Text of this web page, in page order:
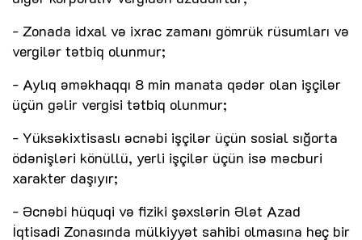
- Zonada idxal və ixrac zamanı gömrük rüsumları və
vergilər tətbiq olunmur;
- Aylıq əməkhaqqı 8 min manata qədər olan işçilər
üçün gəlir vergisi tətbiq olunmur;
- Yüksəkixtisaslı əcnəbi işçilər üçün sosial sığorta
ödənişləri könüllü, yerli işçilər üçün isə məcburi
xarakter daşıyır;
- Əcnəbi hüquqi və fiziki şəxslərin Ələt Azad
İqtisadi Zonasında mülkiyyət sahibi olmasına heç bir